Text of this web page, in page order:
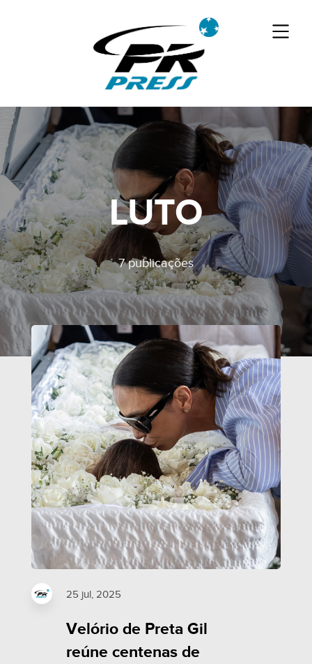
LUTO
7 publicações
25 jul, 2025
Velório de Preta Gil
reúne centenas de